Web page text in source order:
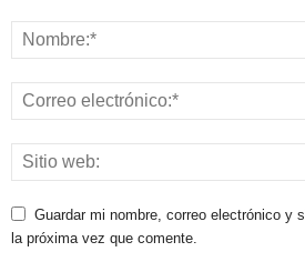
Guardar mi nombre, correo electrónico y
la próxima vez que comente.